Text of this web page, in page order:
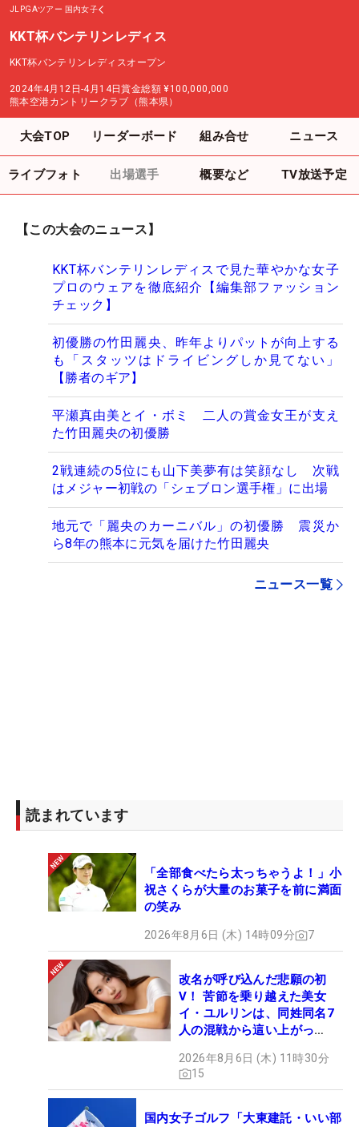
JLPGAツアー 国内女子
KKT杯バンテリンレディス
KKT杯バンテリンレディスオープン
2024年4月12日-4月14日賞金総額 ¥100,000,000
熊本空港カントリークラブ（熊本県）
大会TOP リーダーボード 組み合せ ニュース
ライブフォト 出場選手 概要など TV放送予定
【この大会のニュース】
KKT杯バンテリンレディスで見た華やかな女子
プロのウェアを徹底紹介【編集部ファッション
チェック】
初優勝の竹田麗央、昨年よりパットが向上する
も「スタッツはドライビングしか見てない」
【勝者のギア】
平瀬真由美とイ・ボミ 二人の賞金女王が支え
た竹田麗央の初優勝
2戦連続の5位にも山下美夢有は笑顔なし 次戦
はメジャー初戦の「シェブロン選手権」に出場
地元で「麗央のカーニバル」の初優勝 震災か
ら8年の熊本に元気を届けた竹田麗央
ニュース一覧
読まれています
「全部食べたら太っちゃうよ！」小
祝さくらが大量のお菓子を前に満面
の笑み
2026年8月6日 (木) 14時09分 7
改名が呼び込んだ悲願の初
V！ 苦節を乗り越えた美女
イ・ユルリンは、同姓同名7
人の混戦から這い上がっ
2026年8月6日 (木) 11時30分
15
国内女子ゴルフ「大東建託・いい部